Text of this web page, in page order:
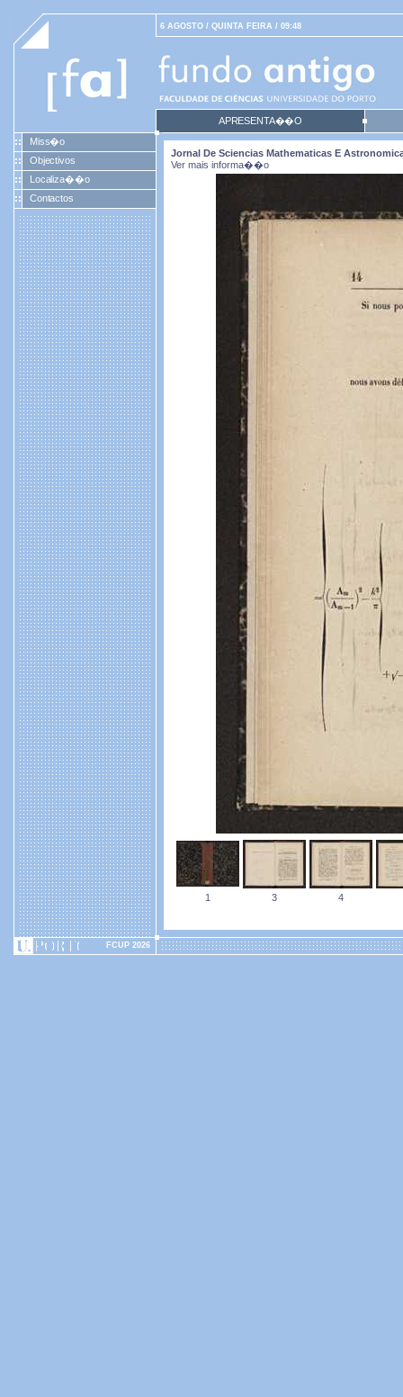
6 AGOSTO / QUINTA FEIRA / 09:48
APRESENTA��O
Miss�o
Objectivos
Localiza��o
Contactos
Jornal De Sciencias Mathematicas E
Ver mais informa��o
1 3 4
FCUP 2026